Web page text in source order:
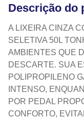
Descrição do
A LIXEIRA CINZA
SELETIVA 50L
AMBIENTES QUE
DESCARTE. SUA
POLIPROPILENO
INTENSO,
POR PEDAL
CONFORTO,